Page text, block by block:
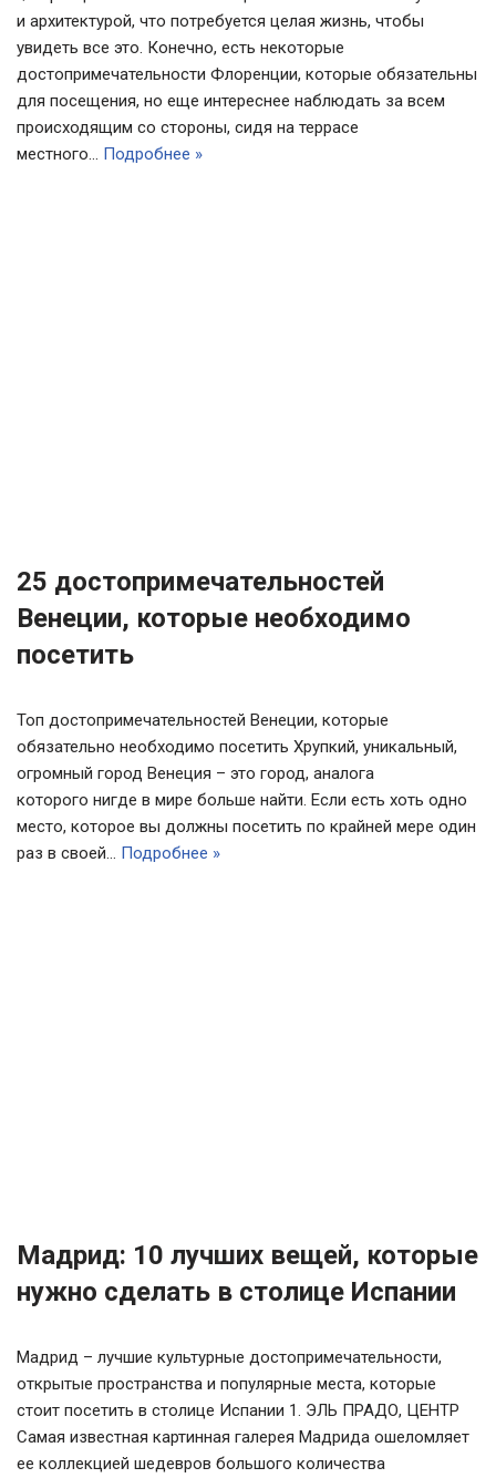
и архитектурой, что потребуется целая жизнь, чтобы
увидеть все это. Конечно, есть некоторые
достопримечательности Флоренции, которые обязательны
для посещения, но еще интереснее наблюдать за всем
происходящим со стороны, сидя на террасе
местного… Подробнее »
25 достопримечательностей
Венеции, которые необходимо
посетить
Топ достопримечательностей Венеции, которые
обязательно необходимо посетить Хрупкий, уникальный,
огромный город Венеция – это город, аналога
которого нигде в мире больше найти. Если есть хоть одно
место, которое вы должны посетить по крайней мере один
раз в своей… Подробнее »
Мадрид: 10 лучших вещей, которые
нужно сделать в столице Испании
Мадрид – лучшие культурные достопримечательности,
открытые пространства и популярные места, которые
стоит посетить в столице Испании 1. ЭЛЬ ПРАДО, ЦЕНТР
Самая известная картинная галерея Мадрида ошеломляет
ее коллекцией шедевров большого количества